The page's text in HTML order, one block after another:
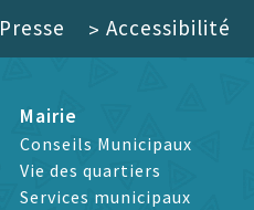
Presse > Accessibilité
Mairie
Conseils Municipaux
Vie des quartiers
Services municipaux